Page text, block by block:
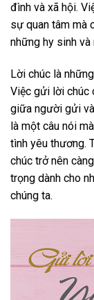
đình và xã hội.
sự quan tâm mà
những hy sinh và
Lời chúc là
Việc gửi lời chúc
giữa người gửi
là một câu nói
tình yêu thương.
chúc trở nên
trọng dành cho
chúng ta.